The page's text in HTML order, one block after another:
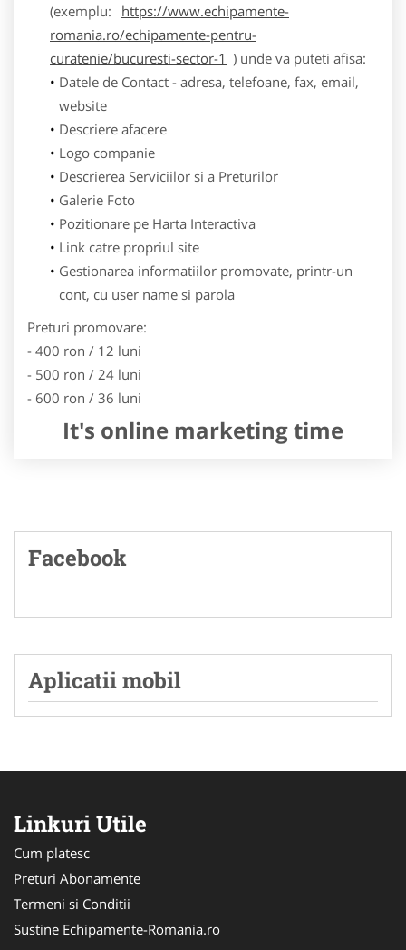
(exemplu:
https://www.echipamente-
romania.ro/echipamente-pentru-
curatenie/bucuresti-sector-1 ) unde va puteti afisa:
Datele de Contact - adresa, telefoane, fax, email,
website
Descriere afacere
Logo companie
Descrierea Serviciilor si a Preturilor
Galerie Foto
Pozitionare pe Harta Interactiva
Link catre propriul site
Gestionarea informatiilor promovate, printr-un
cont, cu user name si parola
Preturi promovare:
- 400 ron / 12 luni
- 500 ron / 24 luni
- 600 ron / 36 luni
It's online marketing time
Facebook
Aplicatii mobil
Linkuri Utile
Cum platesc
Preturi Abonamente
Termeni si Conditii
Sustine Echipamente-Romania.ro